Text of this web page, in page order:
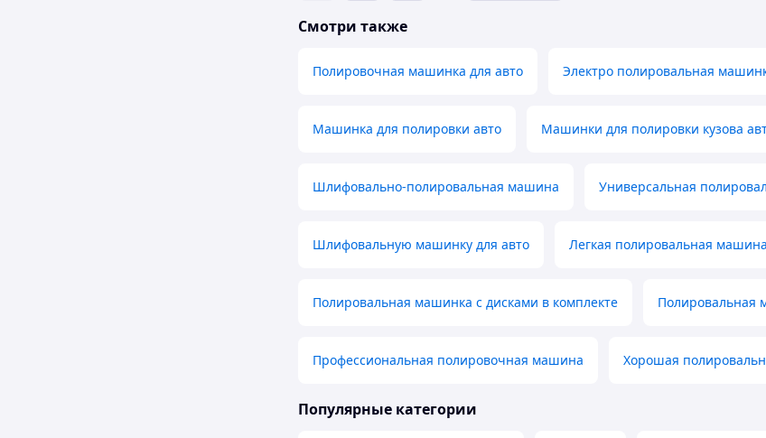
Смотри также
Полировочная машинка для авто Электро полировальная
Машинка для полировки авто Машинки для полировки кузова
Шлифовально-полировальная машина Универсальная
Шлифовальную машинку для авто Легкая полировальная
Полировальная машинка с дисками в комплекте Полировальная
Профессиональная полировочная машина Хорошая
Популярные категории